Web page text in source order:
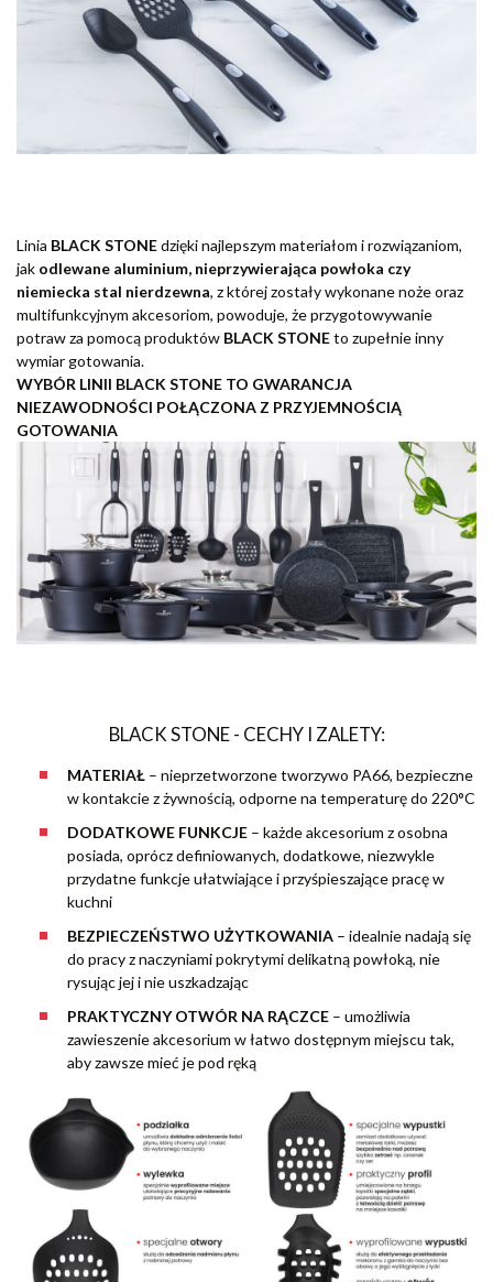
Linia BLACK STONEdzięki najlepszym materiałom i rozwiązaniom,
jak odlewane aluminium, nieprzywierająca powłoka czy
niemiecka stal nierdzewna, z której zostały wykonane noże oraz
multifunkcyjnym akcesoriom, powoduje, że przygotowywanie
potraw za pomocą produktów BLACK STONEto zupełnie inny
wymiar gotowania.
WYBÓR LINII BLACK STONE TO GWARANCJA
NIEZAWODNOŚCI POŁĄCZONA Z PRZYJEMNOŚCIĄ
GOTOWANIA
BLACK STONE - CECHY I ZALETY:
MATERIAŁ – nieprzetworzone tworzywo PA66, bezpieczne
w kontakcie z żywnością, odporne na temperaturę do 220°C
DODATKOWE FUNKCJE – każde akcesorium z osobna
posiada, oprócz definiowanych, dodatkowe, niezwykle
przydatne funkcje ułatwiające i przyśpieszające pracę w
kuchni
BEZPIECZEŃSTWO UŻYTKOWANIA – idealnie nadają się
do pracy z naczyniami pokrytymi delikatną powłoką, nie
rysując jej i nie uszkadzając
PRAKTYCZNY OTWÓR NA RĄCZCE – umożliwia
zawieszenie akcesorium w łatwo dostępnym miejscu tak,
aby zawsze mieć je pod ręką